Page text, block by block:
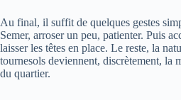
Au final, il suffit de quelques gestes
Semer, arroser un peu, patienter. Puis
laisser les têtes en place. Le reste, la
tournesols deviennent, discrètement, la
du quartier.